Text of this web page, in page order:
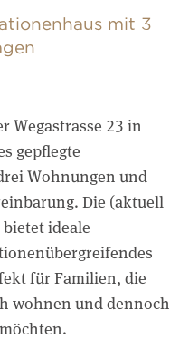
mit 3
Wegastrasse 23 in
gepflegte
Wohnungen und
Die (aktuell
ideale
für Familien, die
wohnen und dennoch